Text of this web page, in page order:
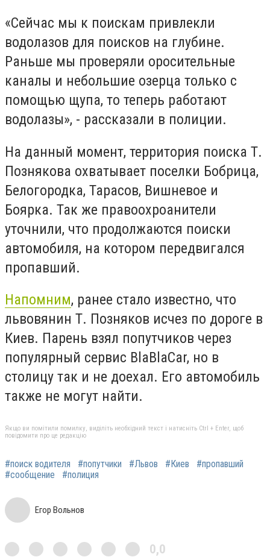
«Сейчас мы к поискам привлекли
водолазов для поисков на глубине.
Раньше мы проверяли оросительные
каналы и небольшие озерца только с
помощью щупа, то теперь работают
водолазы», - рассказали в полиции.
На данный момент, территория поиска Т.
Познякова охватывает поселки Бобрица,
Белогородка, Тарасов, Вишневое и
Боярка. Так же правоохроанители
уточнили, что продолжаются поиски
автомобиля, на котором передвигался
пропавший.
Напомним, ранее стало известно, что
львовянин Т. Позняков исчез по дороге в
Киев. Парень взял попутчиков через
популярный сервис BlaBlaCar, но в
столицу так и не доехал. Его автомобиль
также не могут найти.
Якщо ви помітили помилку, виділіть необхідний текст і натисніть Ctrl + Enter, щоб
повідомити про це редакцію
#поиск водителя #попутчики #Львов #Киев
#пропавший
#сообщение
#полиция
Егор Вольнов
0,0